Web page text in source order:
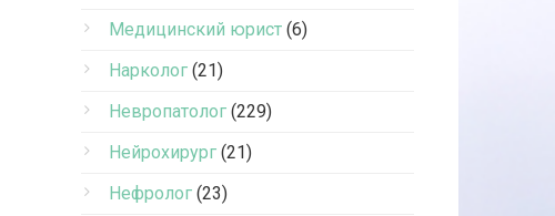
Медицинский юрист (6)
Нарколог (21)
Невропатолог (229)
Нейрохирург (21)
Нефролог (23)